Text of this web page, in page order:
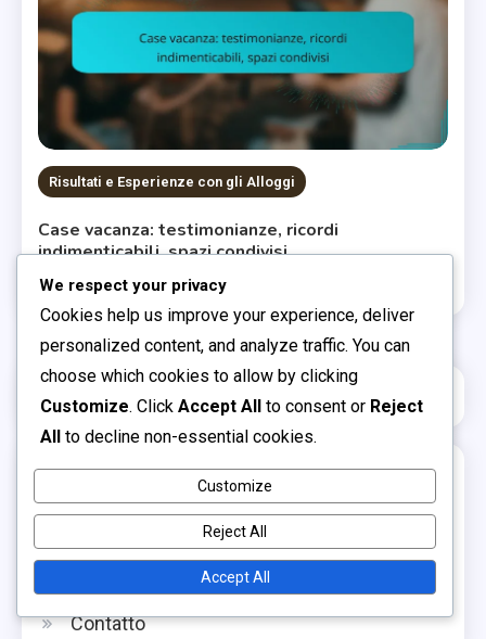
Risultati e Esperienze con gli Alloggi
Case vacanza: testimonianze, ricordi
indimenticabili, spazi condivisi
05/12/2025 Luca Ferraro
Italian ▾
Links
Informazioni su di noi
Contatto
We respect your privacy
Cookies help us improve your experience, deliver
personalized content, and analyze traffic. You can
choose which cookies to allow by clicking
Customize. Click Accept All to consent or Reject
All to decline non-essential cookies.
Customize
Reject All
Accept All